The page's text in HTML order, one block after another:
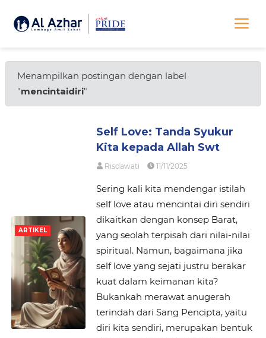
Menampilkan postingan dengan label
"mencintaidiri"
ARTIKEL
Self Love: Tanda Syukur
Kita kepada Allah Swt
Risdawati 11/11/2025
Sering kali kita mendengar istilah
self love atau mencintai diri sendiri
dikaitkan dengan konsep Barat,
yang seolah terpisah dari nilai-nilai
spiritual. Namun, bagaimana jika
self love yang sejati justru berakar
kuat dalam keimanan kita?
Bukankah merawat anugerah
terindah dari Sang Pencipta, yaitu
diri kita sendiri, merupakan bentuk